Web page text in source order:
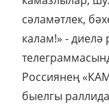
сәламәтлек,
калам!» -
Россиянең
быелгы